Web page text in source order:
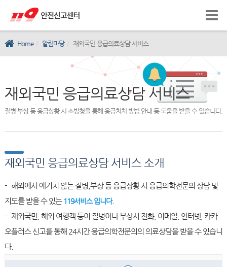
Home 알림마당 재외국민 응급의료상담 서비스
재외국민 응급의료상담 서비스
질병·부상 등 응급상황 시 소방청을 통해 응급처치 방법 안내 등 도움을 받을 수 있습니다.
재외국민 응급의료상담 서비스 소개
- 해외에서 예기치 않는 질병,부상 등 응급상황 시 응급의학전문의 상담 및
지도를 받을 수 있는 119서비스 입니다.
- 재외국민, 해외 여행객 등이 질병이나 부상시 전화, 이메일, 인터넷, 카카
오플러스 신고를 통해 24시간 응급의학전문의의 의료상담을 받을 수 있습니
다.